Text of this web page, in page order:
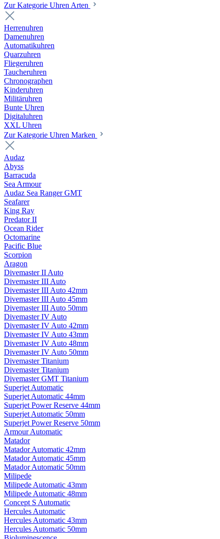
Zur Kategorie Uhren Arten
Herrenuhren
Damenuhren
Automatikuhren
Quarzuhren
Fliegeruhren
Taucheruhren
Chronographen
Kinderuhren
Militäruhren
Bunte Uhren
Digitaluhren
XXL Uhren
Zur Kategorie Uhren Marken
Audaz
Abyss
Barracuda
Sea Armour
Audaz Sea Ranger GMT
Seafarer
King Ray
Predator II
Ocean Rider
Octomarine
Pacific Blue
Scorpion
Aragon
Divemaster II Auto
Divemaster III Auto
Divemaster III Auto 42mm
Divemaster III Auto 45mm
Divemaster III Auto 50mm
Divemaster IV Auto
Divemaster IV Auto 42mm
Divemaster IV Auto 43mm
Divemaster IV Auto 48mm
Divemaster IV Auto 50mm
Divemaster Titanium
Divemaster Titanium
Divemaster GMT Titanium
Superjet Automatic
Superjet Automatic 44mm
Superjet Power Reserve 44mm
Superjet Automatic 50mm
Superjet Power Reserve 50mm
Armour Automatic
Matador
Matador Automatic 42mm
Matador Automatic 45mm
Matador Automatic 50mm
Milipede
Milipede Automatic 43mm
Milipede Automatic 48mm
Concept S Automatic
Hercules Automatic
Hercules Automatic 43mm
Hercules Automatic 50mm